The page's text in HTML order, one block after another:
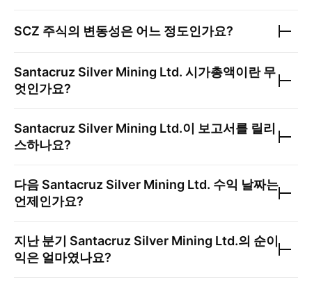
SCZ 주식의 변동성은 어느 정도인가요?
Santacruz Silver Mining Ltd. 시가총액이란 무
엇인가요?
Santacruz Silver Mining Ltd.이 보고서를 릴리
스하나요?
다음 Santacruz Silver Mining Ltd. 수익 날짜는
언제인가요?
지난 분기 Santacruz Silver Mining Ltd.의 순이
익은 얼마였나요?